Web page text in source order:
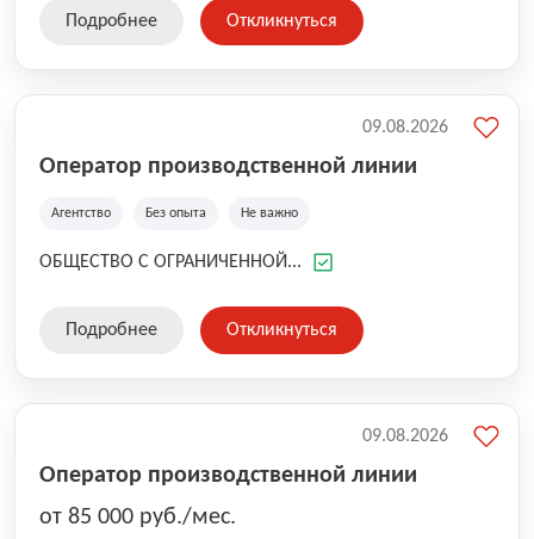
Подробнее Откликнуться
Оператор производственной линии
Агентство Без опыта Не важно
ОБЩЕСТВО С ОГРАНИЧЕННОЙ...
09.08.2026
Подробнее Откликнуться
Оператор производственной линии
от 85 000 руб./мес.
09.08.2026